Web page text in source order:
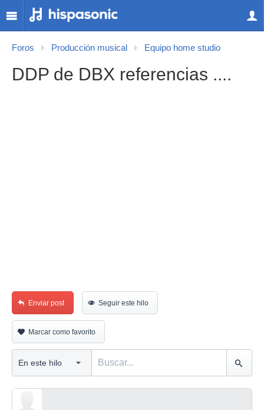
Foros Producción musical Equipo home studio
DDP de DBX referencias ....
Enviar post Seguir este hilo
Marcar como favorito